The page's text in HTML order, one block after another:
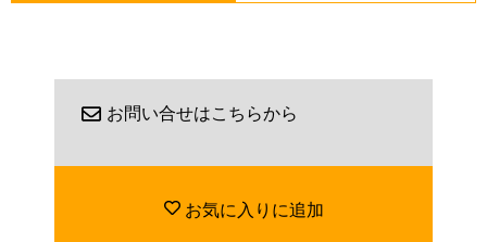
お問い合せはこちらから
お気に入りに追加